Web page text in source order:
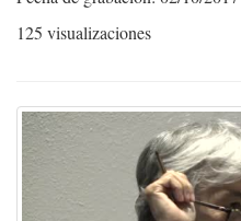
125 visualizaciones